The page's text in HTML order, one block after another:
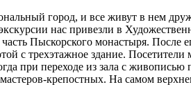
город, и все живут в нем
нас привезли в
часть Пыскорского монастыря.
с трехэтажное здание.
при переходе из зала с
крепостных. На самом